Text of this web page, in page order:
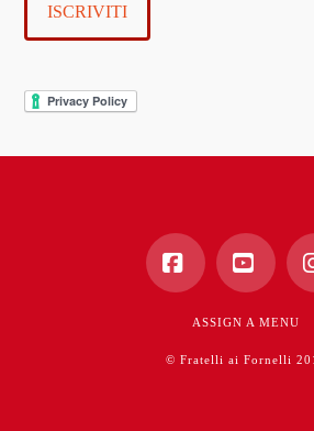
ISCRIVITI
Facebook
ASSIGN A MENU
© Fratelli ai Fornelli